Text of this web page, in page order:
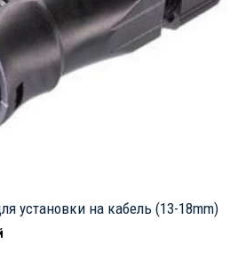
установки на кабель (13-18mm)